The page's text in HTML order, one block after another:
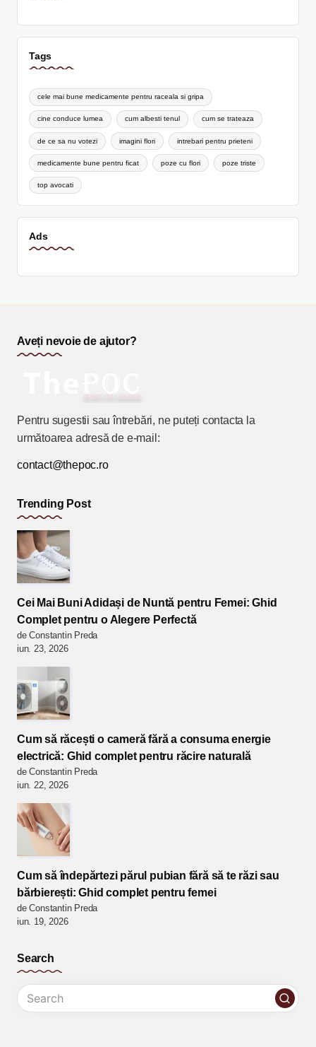
Tags
cele mai bune medicamente pentru raceala si gripa
cine conduce lumea cum albesti tenul cum se trateaza
de ce sa nu votezi imagini flori intrebari pentru prieteni
medicamente bune pentru ficat poze cu flori poze triste
top avocati
Ads
Aveți nevoie de ajutor?
Pentru sugestii sau întrebări, ne puteți contacta la
următoarea adresă de e-mail:
contact@thepoc.ro
Trending Post
Cei Mai Buni Adidași de Nuntă pentru Femei: Ghid
Complet pentru o Alegere Perfectă
de Constantin Preda
iun. 23, 2026
Cum să răcești o cameră fără a consuma energie
electrică: Ghid complet pentru răcire naturală
de Constantin Preda
iun. 22, 2026
Cum să îndepărtezi părul pubian fără să te răzi sau
bărbierești: Ghid complet pentru femei
de Constantin Preda
iun. 19, 2026
Search